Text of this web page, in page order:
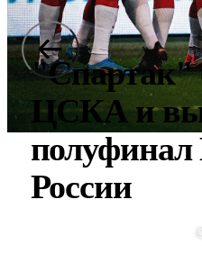
"Спартак"
ЦСКА и
полуфинал
России